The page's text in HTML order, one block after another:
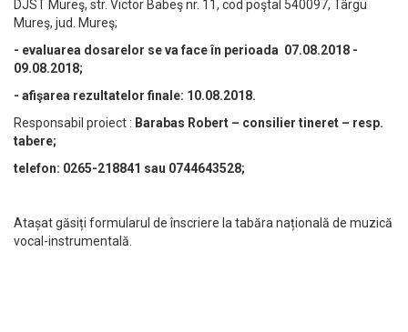
DJST Mureş, str. Victor Babeş nr. 11, cod poştal 540097, Târgu
Mureş, jud. Mureş;
- evaluarea dosarelor se va face în perioada 07.08.2018 -
09.08.2018;
- afişarea rezultatelor finale: 10.08.2018.
Responsabil proiect : Barabas Robert – consilier tineret – resp.
tabere;
telefon: 0265-218841 sau 0744643528;
Atașat găsiți formularul de înscriere la tabăra națională de muzică
vocal-instrumentală.